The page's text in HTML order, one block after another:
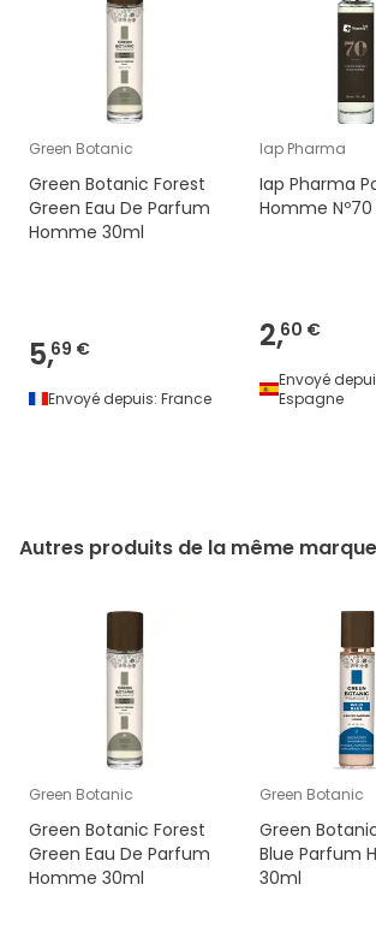
Green Botanic
Green Botanic Forest
Green Eau De Parfum
Homme 30ml
5,69 €
Envoyé depuis: France
Iap Pharma
Iap Pharma
Homme
2,60 €
Envoyé
Espagne
Autres produits de la même marque
Green Botanic
Green Botanic Forest
Green Eau De Parfum
Homme 30ml
Green Botanic
Green
Blue Parfum
30ml